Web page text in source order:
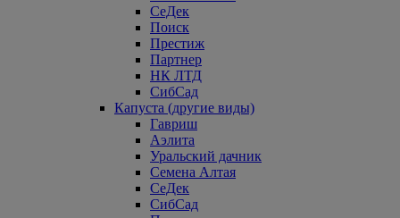
СеДек
Поиск
Престиж
Партнер
НК ЛТД
СибСад
Капуста (другие виды)
Гавриш
Аэлита
Уральский дачник
Семена Алтая
СеДек
СибСад